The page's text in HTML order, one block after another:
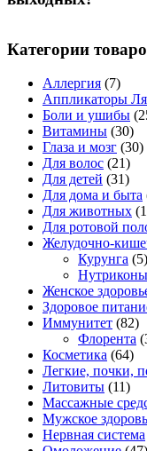
Категории
Аллергия (7)
Аппликаторы
Боли и ушибы
Витамины (30)
Глаза и мозг (30)
Для волос (21)
Для детей (31)
Для дома и быта
Для животных
Для ротовой
Желудочно-
Курунга (5)
Нутриконы
Женское
Здоровое
Иммунитет (82)
Флорента
Косметика (64)
Легкие, почки,
Литовиты (11)
Массажные
Мужское
Нервная система